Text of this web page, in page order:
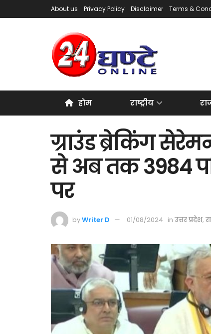
About us Privacy Policy Disclaimer Terms &
होम राष्ट्रीय
ग्राउंड ब्रेकिंग
से अब तक 3984
पर
byWriter D 01/08/2024 in उत्तर प्रदेश,